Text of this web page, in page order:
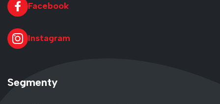
Facebook
Instagram
Segmenty